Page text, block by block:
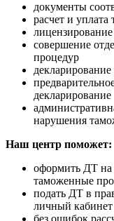
документы
расчет и
совершение
процедур
декларирование
декларирование
нарушения
Наш центр поможет:
оформить ДТ на
таможенные
подать ДТ в
личный
без ошибок